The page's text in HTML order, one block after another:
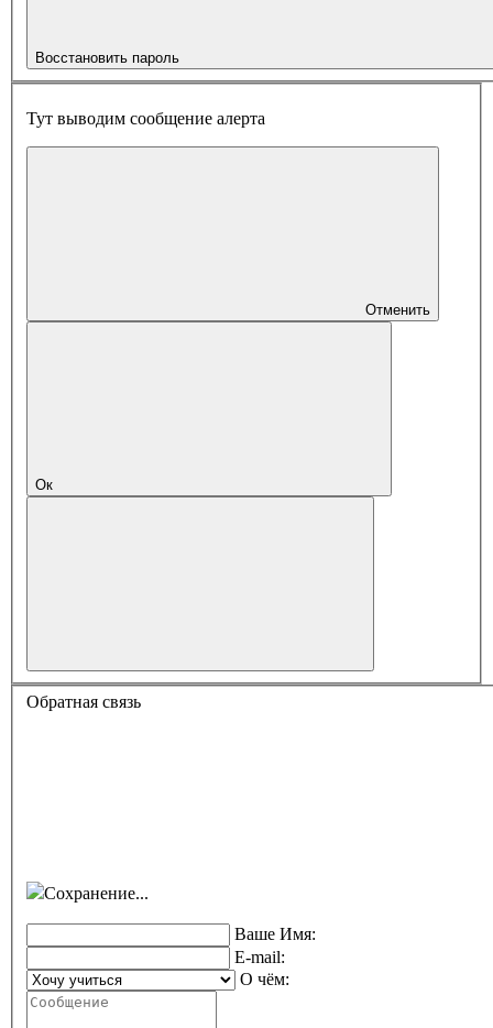
Восстановить пароль
Тут выводим сообщение алерта
Отменить
Ок
Обратная связь
Сохранение...
Ваше Имя:
E-mail:
О чём: